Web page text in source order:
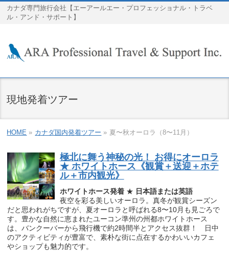
カナダ専門旅行会社【エーアールエー・プロフェッショナル・トラベ
ル・アンド・サポート】
現地発着ツアー
HOME » カナダ国内発着ツアー » 夏〜秋オーロラ（8〜11月）
極北に舞う神秘の光！ お得にオーロラ
★ ホワイトホース《観賞＋送迎＋ホテ
ル＋市内観光》
ホワイトホース発着★ 日本語または英語
夜空を彩る美しいオーロラ。真冬が観賞シーズン
だと思われがちですが、夏オーロラと呼ばれる8〜10月も見ごろで
す。豊かな自然に恵まれたユーコン準州の州都ホワイトホース
は、バンクーバーから飛行機で約2時間半とアクセス抜群！ 日中
のアクティビティが豊富で、素朴な街に点在するかわいいカフェ
やショップも魅力的です。